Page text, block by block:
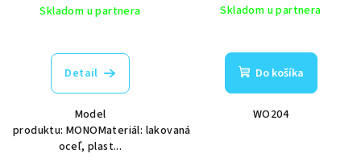
Skladom u partnera
Detail
Model
produktu: MONOMateriál: lakovaná
oceľ, plast...
Skladom u partnera
Do košíka
WO204